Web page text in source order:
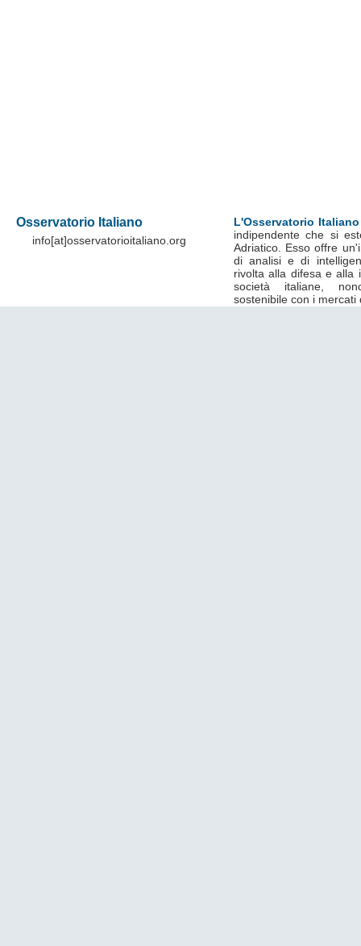
Osservatorio Italiano
info[at]osservatorioitaliano.org
L'Osservatorio Italiano
indipendente che si
Adriatico. Esso offre
di analisi e di
rivolta alla difesa e alla
società italiane,
sostenibile con i mercati